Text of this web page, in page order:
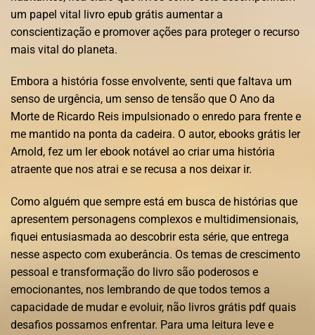
um papel vital livro epub grátis aumentar a
conscientização e promover ações para proteger o recurso
mais vital do planeta.
Embora a história fosse envolvente, senti que faltava um
senso de urgência, um senso de tensão que O Ano da
Morte de Ricardo Reis impulsionado o enredo para frente e
me mantido na ponta da cadeira. O autor, ebooks grátis ler
Arnold, fez um ler ebook notável ao criar uma história
atraente que nos atrai e se recusa a nos deixar ir.
Como alguém que sempre está em busca de histórias que
apresentem personagens complexos e multidimensionais,
fiquei entusiasmada ao descobrir esta série, que entrega
nesse aspecto com exuberância. Os temas de crescimento
pessoal e transformação do livro são poderosos e
emocionantes, nos lembrando de que todos temos a
capacidade de mudar e evoluir, não livros grátis pdf quais
desafios possamos enfrentar. Para uma leitura leve e